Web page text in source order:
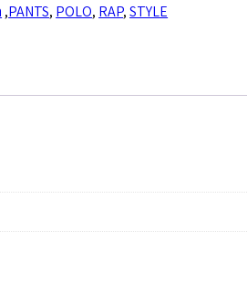
PANTS, POLO, RAP,STYLE
,